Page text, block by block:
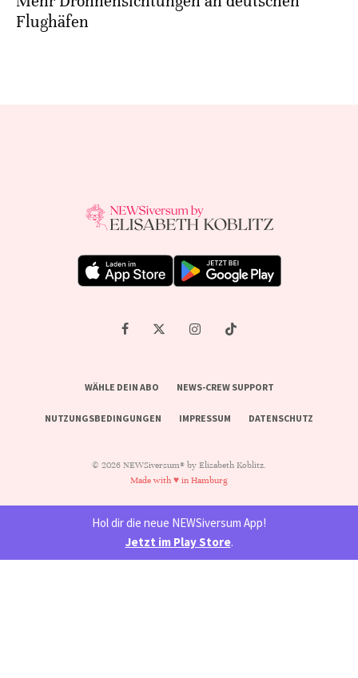
Flughäfen
WÄHLE DEIN ABO NEWS-CREW SUPPORT
NUTZUNGSBEDINGUNGEN IMPRESSUM DATENSCHUTZ
© 2026 NEWSiversum® by Elisabeth Koblitz.
Made with ♥ in Hamburg
Hol dir die neue NEWSiversum App!
Jetzt im Play Store.